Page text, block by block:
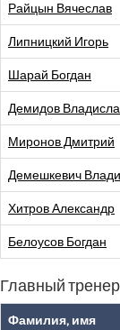
Райцын Вячеслав
Липницкий Игорь
Шарай Богдан
Демидов
Миронов Дмитрий
Демешкевич
Хитров Александр
Белоусов Богдан
Главный тренер
Фамилия, имя